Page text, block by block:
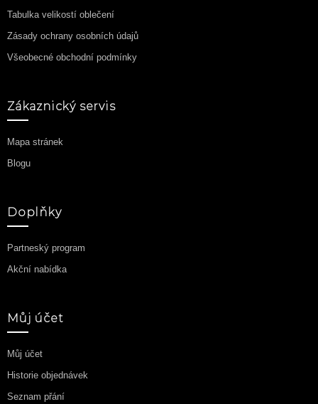
Tabulka velikostí oblečení
Zásady ochrany osobních údajů
Všeobecné obchodní podmínky
Zákaznický servis
Mapa stránek
Blogu
Doplňky
Partneský program
Akční nabídka
Můj účet
Můj účet
Historie objednávek
Seznam přání